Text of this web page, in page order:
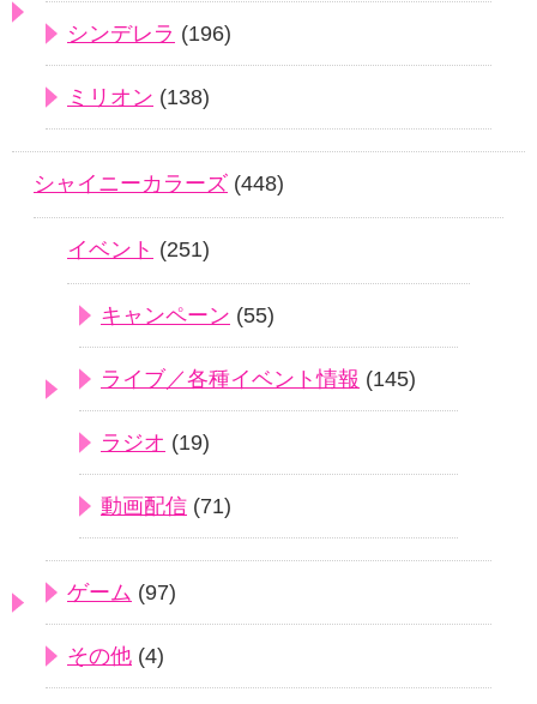
シンデレラ (196)
ミリオン (138)
シャイニーカラーズ (448)
イベント (251)
キャンペーン (55)
ライブ／各種イベント情報 (145)
ラジオ (19)
動画配信 (71)
ゲーム (97)
その他 (4)